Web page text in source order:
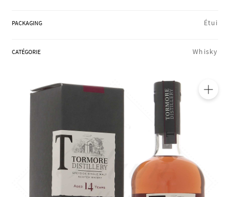
COFFRETS & CADEAUX
BOUTIQUE LOIRET
PACKAGING Étui
CATÉGORIE Whisky